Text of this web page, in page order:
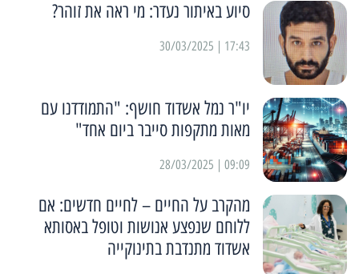
סיוע באיתור נעדר: מי ראה את זוהר?
17:43 | 30/03/2025
יו"ר נמל אשדוד חושף: "התמודדנו עם
מאות מתקפות סייבר ביום אחד"
09:09 | 28/03/2025
מהקרב על החיים – לחיים חדשים: אם
ללוחם שנפצע אנושות וטופל באסותא
אשדוד מתנדבת בתינוקייה